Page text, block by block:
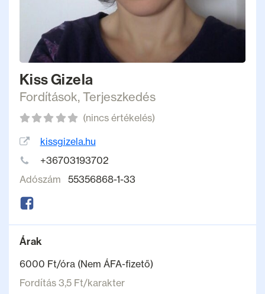
Kiss Gizela
Fordítások, Terjeszkedés
(nincs értékelés)
kissgizela.hu
+36703193702
Adószám
55356868-1-33
Árak
6000 Ft/óra (Nem ÁFA-fizető)
Fordítás 3,5 Ft/karakter